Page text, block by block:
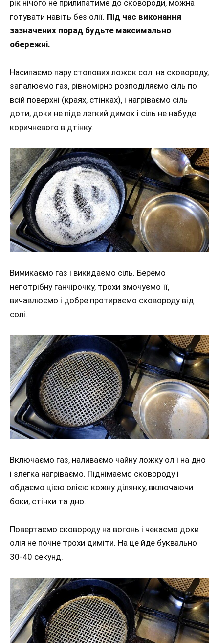
рік нічого не прилипатиме до сковороди, можна
готувати навіть без олії. Під час виконання
зазначених порад будьте максимально
обережні.
Насипаємо пару столових ложок солі на сковороду,
запалюємо газ, рівномірно розподіляємо сіль по
всій поверхні (краях, стінках), і нагріваємо сіль
доти, доки не піде легкий димок і сіль не набуде
коричневого відтінку.
Вимикаємо газ і викидаємо сіль. Беремо
непотрібну ганчірочку, трохи змочуємо її,
вичавлюємо і добре протираємо сковороду від
солі.
Включаємо газ, наливаємо чайну ложку олії на дно
і злегка нагріваємо. Піднімаємо сковороду і
обдаємо цією олією кожну ділянку, включаючи
боки, стінки та дно.
Повертаємо сковороду на вогонь і чекаємо доки
олія не почне трохи диміти. На це йде буквально
30-40 секунд.